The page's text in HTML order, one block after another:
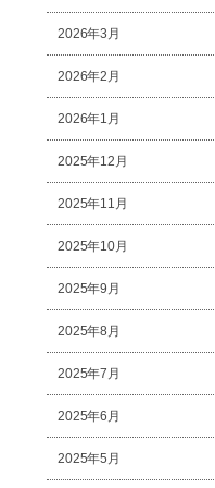
2026年3月
2026年2月
2026年1月
2025年12月
2025年11月
2025年10月
2025年9月
2025年8月
2025年7月
2025年6月
2025年5月